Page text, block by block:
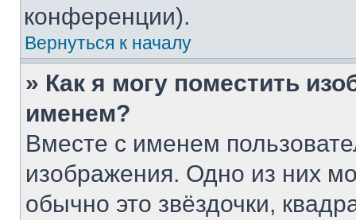
конференции).
Вернуться к началу
» Как я могу поместить
именем?
Вместе с именем
изображения. Одно из них
обычно это звёздочки,